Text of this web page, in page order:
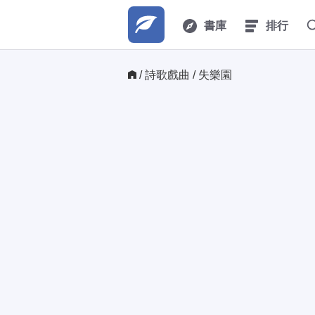
書庫 排行
/ 詩歌戲曲 / 失樂園